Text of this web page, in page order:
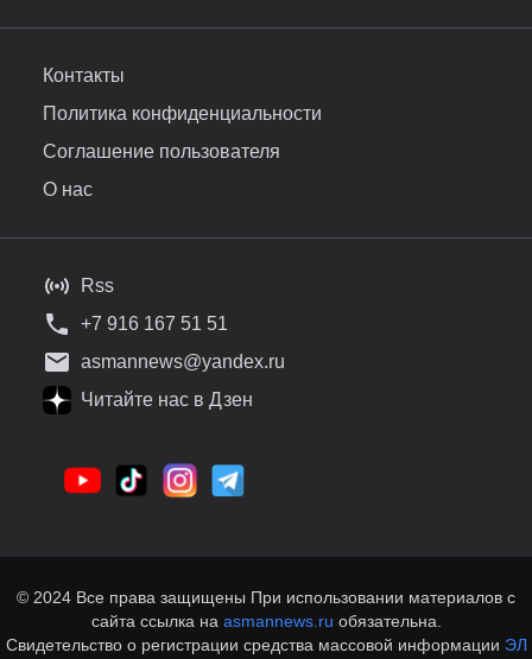
Контакты
Политика конфиденциальности
Соглашение пользователя
О нас
Rss
+7 916 167 51 51
asmannews@yandex.ru
Читайте нас в Дзен
© 2024 Все права защищены При использовании материалов с
сайта ссылка на asmannews.ru обязательна.
Свидетельство о регистрации средства массовой информации ЭЛ